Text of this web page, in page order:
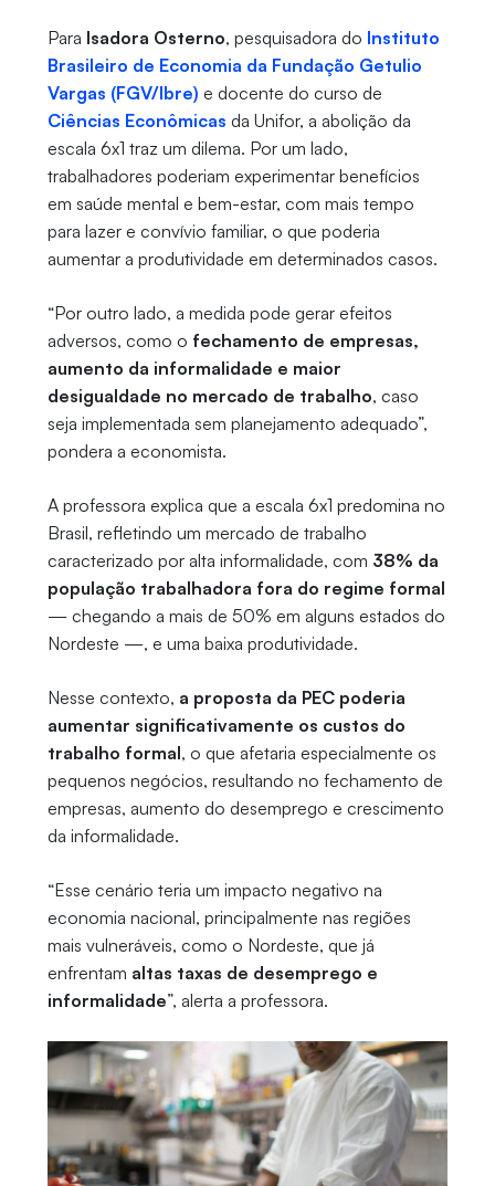
Para Isadora Osterno, pesquisadora do Instituto
Brasileiro de Economia da Fundação Getulio
Vargas (FGV/Ibre) e docente do curso de
Ciências Econômicas da Unifor, a abolição da
escala 6x1 traz um dilema. Por um lado,
trabalhadores poderiam experimentar benefícios
em saúde mental e bem-estar, com mais tempo
para lazer e convívio familiar, o que poderia
aumentar a produtividade em determinados casos.
“Por outro lado, a medida pode gerar efeitos
adversos, como o fechamento de empresas,
aumento da informalidade e maior
desigualdade no mercado de trabalho, caso
seja implementada sem planejamento adequado”,
pondera a economista.
A professora explica que a escala 6x1 predomina no
Brasil, refletindo um mercado de trabalho
caracterizado por alta informalidade, com 38% da
população trabalhadora fora do regime formal
— chegando a mais de 50% em alguns estados do
Nordeste —, e uma baixa produtividade.
Nesse contexto, a proposta da PEC poderia
aumentar significativamente os custos do
trabalho formal, o que afetaria especialmente os
pequenos negócios, resultando no fechamento de
empresas, aumento do desemprego e crescimento
da informalidade.
“Esse cenário teria um impacto negativo na
economia nacional, principalmente nas regiões
mais vulneráveis, como o Nordeste, que já
enfrentam altas taxas de desemprego e
informalidade”, alerta a professora.